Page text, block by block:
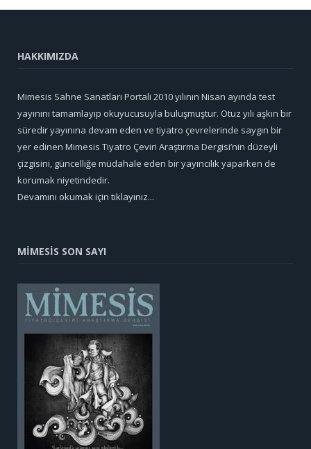
HAKKIMIZDA
Mimesis Sahne Sanatları Portali 2010 yılının Nisan ayında test
yayınını tamamlayıp okuyucusuyla buluşmuştur. Otuz yılı aşkın bir
süredir yayınına devam eden ve tiyatro çevrelerinde saygın bir
yer edinen Mimesis Tiyatro Çeviri Araştırma Dergisi’nin düzeyli
çizgisini, güncelliğe müdahale eden bir yayıncılık yaparken de
korumak niyetindedir.
Devamını okumak için tıklayınız...
MİMESİS SON SAYI